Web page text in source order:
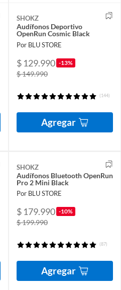
SHOKZ
Audífonos Deportivo
OpenRun Cosmic Black
Por BLU STORE
$ 129.990 -13%
$ 149.990
(144)
Agregar
SHOKZ
Audífonos Bluetooth OpenRun
Pro 2 Mini Black
Por BLU STORE
$ 179.990 -10%
$ 199.990
(87)
Agregar